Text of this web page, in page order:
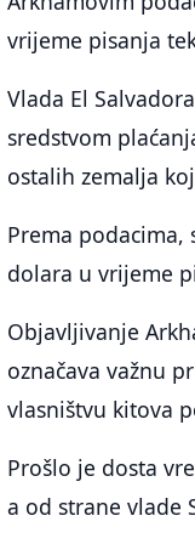
vrijeme pisanja
Vlada El
sredstvom
ostalih zemalja
Prema podacima,
dolara u vrijeme
Objavljivanje
označava važnu
vlasništvu kitova
Prošlo je dosta
a od strane vlade